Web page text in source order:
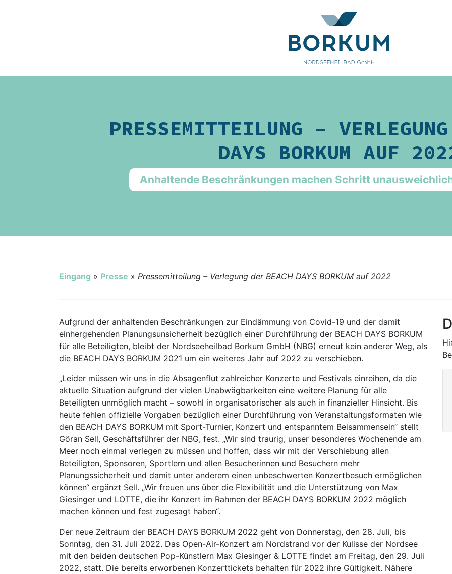
Gezeitenland
Nordsee Aquarium
Stadt Borkum
PRESSEMITTEILUNG –
DAYS BORKUM AUF
Anhaltende Beschränkungen machen Schritt
Eingang » Presse » Pressemitteilung – Verlegung der BEACH DAYS BORKUM auf 2022
Aufgrund der anhaltenden Beschränkungen zur Eindämmung von Covid-19 und der damit
einhergehenden Planungsunsicherheit bezüglich einer Durchführung der BEACH DAYS BORKUM
für alle Beteiligten, bleibt der Nordseeheilbad Borkum GmbH (NBG) erneut kein anderer Weg, als
die BEACH DAYS BORKUM 2021 um ein weiteres Jahr auf 2022 zu verschieben.
„Leider müssen wir uns in die Absagenflut zahlreicher Konzerte und Festivals einreihen, da die
aktuelle Situation aufgrund der vielen Unabwägbarkeiten eine weitere Planung für alle
Beteiligten unmöglich macht – sowohl in organisatorischer als auch in finanzieller Hinsicht. Bis
heute fehlen offizielle Vorgaben bezüglich einer Durchführung von Veranstaltungsformaten wie
den BEACH DAYS BORKUM mit Sport-Turnier, Konzert und entspanntem Beisammensein“ stellt
Göran Sell, Geschäftsführer der NBG, fest. „Wir sind traurig, unser besonderes Wochenende am
Meer noch einmal verlegen zu müssen und hoffen, dass wir mit der Verschiebung allen
Beteiligten, Sponsoren, Sportlern und allen Besucherinnen und Besuchern mehr
Planungssicherheit und damit unter anderem einen unbeschwerten Konzertbesuch ermöglichen
können“ ergänzt Sell. „Wir freuen uns über die Flexibilität und die Unterstützung von Max
Giesinger und LOTTE, die ihr Konzert im Rahmen der BEACH DAYS BORKUM 2022 möglich
machen können und fest zugesagt haben“.
Der neue Zeitraum der BEACH DAYS BORKUM 2022 geht von Donnerstag, den 28. Juli, bis
Sonntag, den 31. Juli 2022. Das Open-Air-Konzert am Nordstrand vor der Kulisse der Nordsee
mit den beiden deutschen Pop-Künstlern Max Giesinger & LOTTE findet am Freitag, den 29. Juli
2022, statt. Die bereits erworbenen Konzerttickets behalten für 2022 ihre Gültigkeit. Nähere